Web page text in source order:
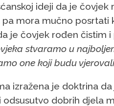
ideji da je čovjek
pa mora mučno posrtati
je čovjek rođen čistim i
stvaramo u
one koji budu vjerovali
izražena je doktrina
odsusutvo dobrih djela